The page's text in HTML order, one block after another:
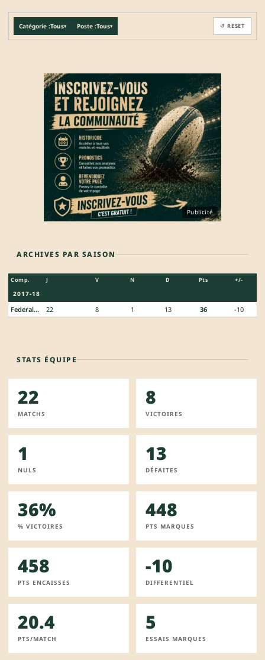
Catégorie :Tous▾ Poste :Tous▾ ↺ RESET
Publicité
ARCHIVES PAR SAISON
Comp. J V N D Pts +/-
2017-18
Federale 2 22 8 1 13 36 -10
STATS ÉQUIPE
22
MATCHS
8
VICTOIRES
1
NULS
13
DÉFAITES
36%
% VICTOIRES
448
PTS MARQUES
458
PTS ENCAISSES
-10
DIFFERENTIEL
20.4
PTS/MATCH
5
ESSAIS MARQUES